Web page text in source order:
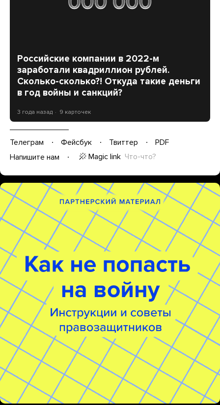
Российские компании в 2022-м
заработали квадриллион рублей.
Сколько-сколько?! Откуда такие деньги
в год войны и санкций?
3 года назад 9 карточек
Телеграм Фейсбук Твиттер
PDF
Напишите нам
Magic link Что-что?